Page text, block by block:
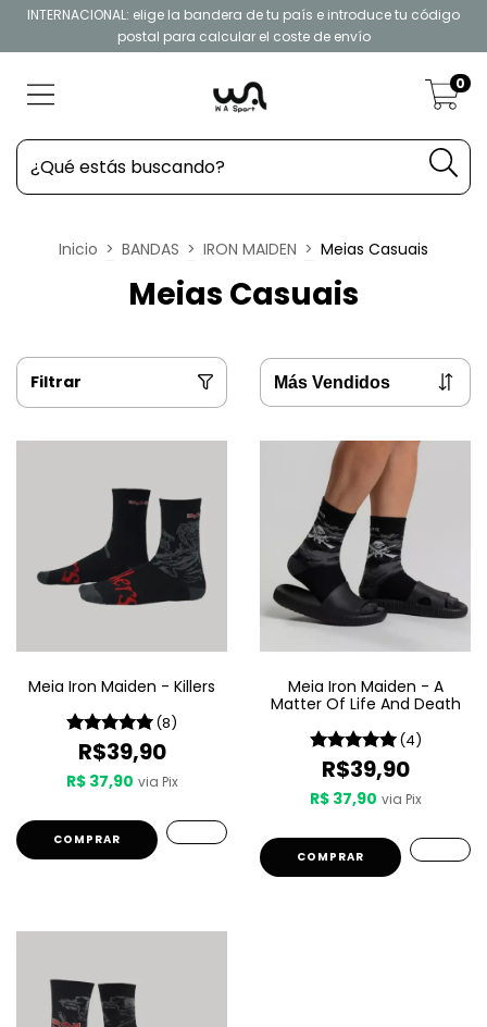
INTERNACIONAL: elige la bandera de tu país e introduce tu código
postal para calcular el coste de envío
0
Inicio > BANDAS > IRON MAIDEN > Meias Casuais
Meias Casuais
Filtrar
Meia Iron Maiden - Killers
(8)
R$39,90
R$ 37,90 via Pix
COMPRAR
Meia Iron Maiden - A
Matter Of Life And Death
(4)
R$39,90
R$ 37,90 via Pix
COMPRAR